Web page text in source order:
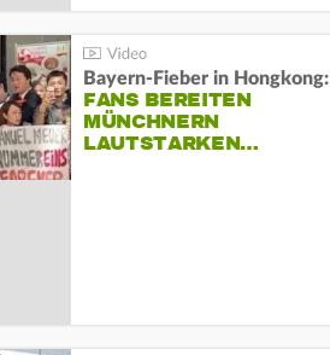
Bayern-Fieber in Hongkong:
FANS BEREITEN
MÜNCHNERN
LAUTSTARKEN…